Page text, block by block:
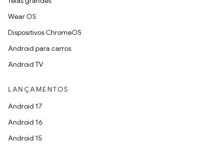
Wear OS
Dispositivos ChromeOS
Android para carros
Android TV
LANÇAMENTOS
Android 17
Android 16
Android 15